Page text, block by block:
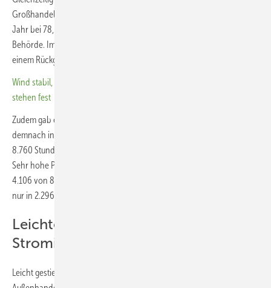
Großhandelsstrompreis im Day-Ahead-Markt habe im abgelaufenen
Jahr bei 78,51 Euro für eine Megawattstunde (€/MWh) gelegen, so die
Behörde. Im Vergleich zu 95,18 €/MWh im Jahr 2023 entspricht das
einem Rückgang von 17,5 Prozent.
Wind stabil, PV leicht gesunken: Höchstwerte für EE-Auktionen 2025
stehen fest
Zudem gab es mehr Zeiten mit negativen Strompreisen: Sie traten
demnach in 457 von 8.784 Stunden auf. Im Vorjahr waren es 301 von
8.760 Stunden – wegen des Schaltjahres hatte 2024 mehr Stunden.
Sehr hohe Preise gab es hingegen wesentlich seltener: 2023 kam es in
4.106 von 8.760 Stunden zu Preisen von mehr als 100 €/MWh, 2024
nur in 2.296 von 8.784 Stunden.
Leichter Zuwachs bei den
Stromimporten
Leicht gestiegen sind 2024 auch die Stromimporte. Im kommerziellen